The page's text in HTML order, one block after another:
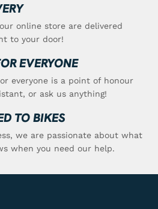
online store are delivered
to your door!
EVERYONE
everyone is a point of honour
or ask us anything!
TO BIKES
we are passionate about what
when you need our help.